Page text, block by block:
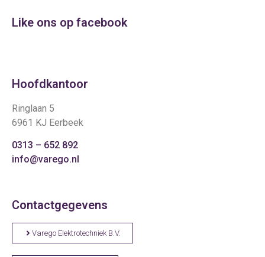
Like ons op facebook
Hoofdkantoor
Ringlaan 5
6961 KJ Eerbeek
0313 – 652 892
info@varego.nl
Contactgegevens
Varego Elektrotechniek B.V.